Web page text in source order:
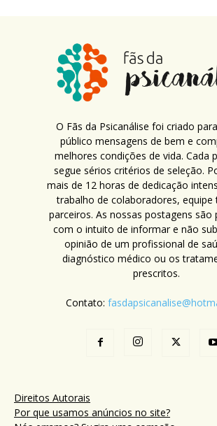
O Fãs da Psicanálise foi criado
público mensagens de bem e
melhores condições de vida. Cada
segue sérios critérios de seleção.
mais de 12 horas de dedicação
trabalho de colaboradores, equipe
parceiros. As nossas postagens são
com o intuito de informar e não
opinião de um profissional de
diagnóstico médico ou os
prescritos.
Contato:
Direitos Autorais
Por que usamos anúncios no site?